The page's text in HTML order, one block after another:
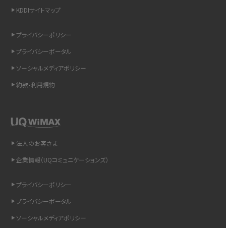
スマホのウィジェットとは？iPhone・Androidの設定方法やおススメを紹介
リプライ機能とは？LINE、X（旧Twitter）、Instagram、TikTokで送る方法を解説
インスタのDMの送り方は？便利機能の使い方や注意点をわかりやすく解説
Bluetooth®とは？Wi-Fiとの違いやスマホ・PCとの接続方法を解説
「iPhoneを探す」の使い方と設定方法を紹介！ブラウザやアプリから探す方法を
紹介
KDDIサイトマップ
プライバシーポリシー
プライバシーポータル
ソーシャルメディアポリシー
約款•利用規約
法人のお客さま
企業情報（UQコミュニケーションズ）
プライバシーポリシー
プライバシーポータル
ソーシャルメディアポリシー